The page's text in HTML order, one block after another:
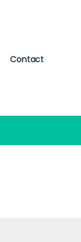
Contact